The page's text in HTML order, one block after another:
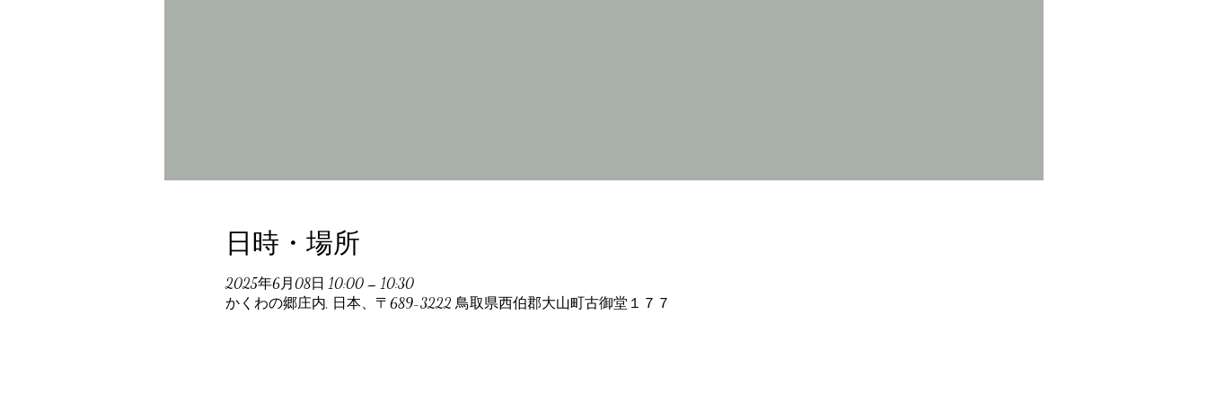
日時・場所
2025年6月08日 10:00 – 10:30
かくわの郷庄内, 日本、〒689-3222 鳥取県西伯郡大山町古御堂１７７